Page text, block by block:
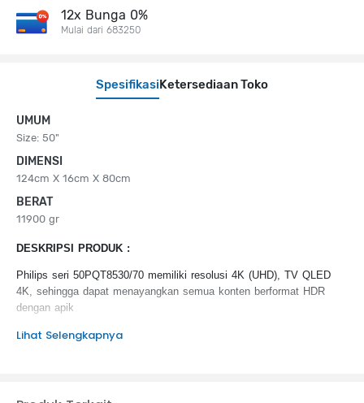
SpesifikasiKetersediaan Toko
UMUM
Size: 50"
DIMENSI
124cm X 16cm X 80cm
BERAT
11900 gr
DESKRIPSI PRODUK :
Philips seri 50PQT8530/70 memiliki resolusi 4K (UHD), TV QLED
4K, sehingga dapat menayangkan semua konten berformat HDR
dengan apik
KEUNGGULAN PRODUK :
Lihat Selengkapnya
12x Bunga 0%
Mulai dari 683250